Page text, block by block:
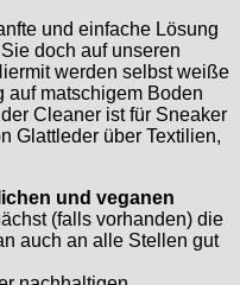
und einfache Lösung
doch auf unseren
werden selbst weiße
auf matschigem Boden
Cleaner ist für Sneaker
Glattleder über Textilien,
und veganen
(falls vorhanden) die
auch an alle Stellen gut